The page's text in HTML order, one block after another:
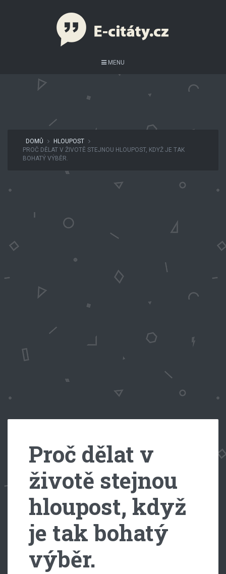
MENU
DOMŮ
HLOUPOST
PROČ DĚLAT V ŽIVOTĚ STEJNOU HLOUPOST, KDYŽ JE TAK
BOHATÝ VÝBĚR.
Proč dělat v
životě stejnou
hloupost, když
je tak bohatý
výběr.